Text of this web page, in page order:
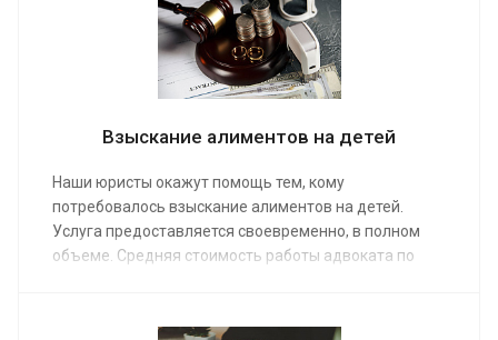
содержание нетрудоспособного члена семьи.
Взыскание алиментов на детей
Наши юристы окажут помощь тем, кому
потребовалось взыскание алиментов на детей.
Услуга предоставляется своевременно, в полном
объеме. Средняя стоимость работы адвоката по
которые проведут консультацию, оформят